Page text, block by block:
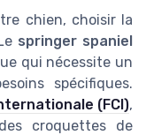
chien, choisir la
springer spaniel
qui nécessite un
spécifiques.
(FCI),
croquettes de